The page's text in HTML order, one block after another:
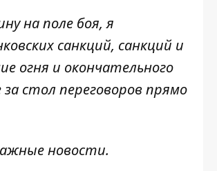
на поле боя, я
санкций, санкций и
огня и окончательного
стол переговоров прямо
новости.